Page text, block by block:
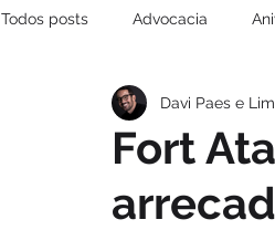
Todos posts Advocacia
Assessoria de Imprensa
Sustentabilidade Esportes
Fort
Davi Paes e